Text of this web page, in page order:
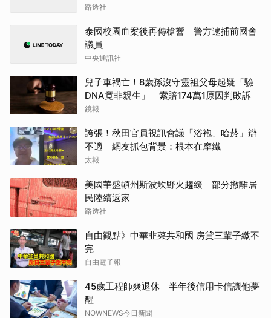
路透社
泰國校園血案後再傳槍響 警方逮捕前國會
議員
中央通訊社
兒子車禍亡！8歲孫沒守靈祖父母起疑「驗
DNA竟非親生」 索賠174萬1原因判敗訴
鏡報
誇張！秋田官員視訊會議「浴袍、哈菸」辯
不適 網友抓包背景：根本在摩鐵
太報
美國華盛頓州斯波坎野火趨緩 部分撤離居
民陸續返家
路透社
自由觀點》中華韭菜共和國 房貸三輩子繳不
完
自由電子報
45歲工程師爽退休 半年後信用卡信讓他夢
醒
NOWNEWS今日新聞